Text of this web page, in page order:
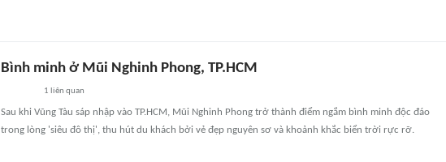
Bình minh ở Mũi Nghinh Phong, TP.HCM
1 liên quan
Sau khi Vũng Tàu sáp nhập vào TP.HCM, Mũi Nghinh Phong trở thành điểm ngắm bình minh độc đáo
trong lòng 'siêu đô thị', thu hút du khách bởi vẻ đẹp nguyên sơ và khoảnh khắc biển trời rực rỡ.